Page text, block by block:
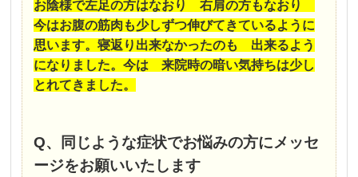
お陰様で左足の方はなおり 右肩の方もなおり
今はお腹の筋肉も少しずつ伸びてきているように
思います。寝返り出来なかったのも 出来るよう
になりました。今は 来院時の暗い気持ちは少し
とれてきました。
Q、同じような症状でお悩みの方にメッセ
ージをお願いいたします